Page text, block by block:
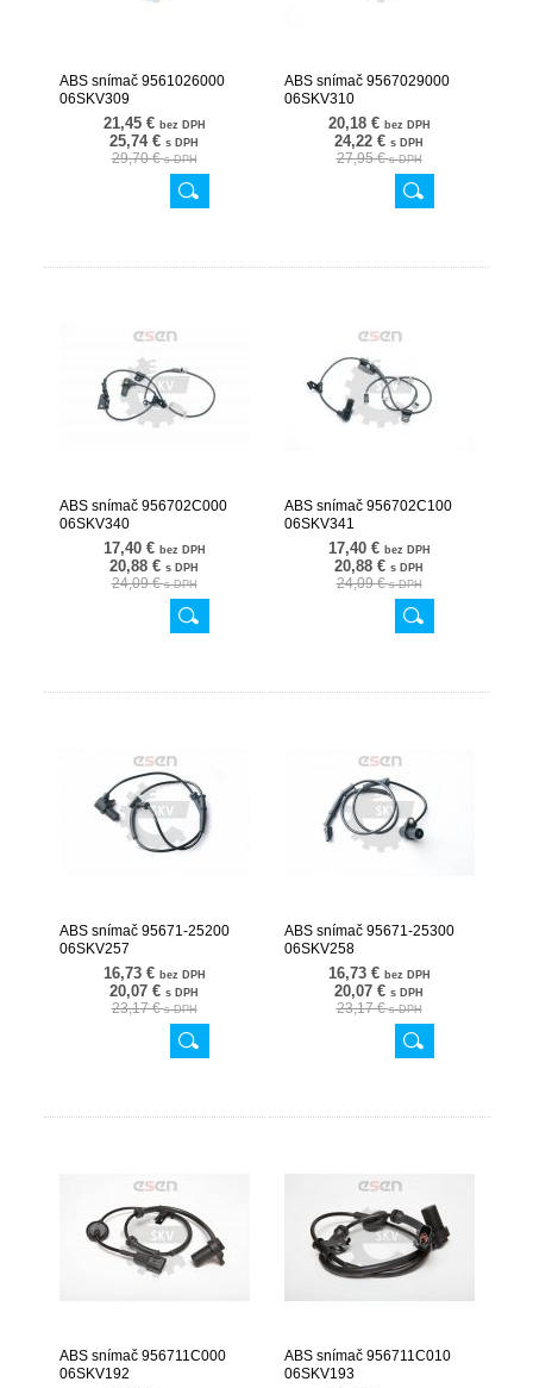
ABS snímač 9561026000
06SKV309
21,45 € bez DPH
25,74 € s DPH
29,70 €s DPH
ABS snímač 9567029000
06SKV310
20,18 € bez DPH
24,22 € s DPH
27,95 €s DPH
ABS snímač 956702C000
06SKV340
17,40 € bez DPH
20,88 € s DPH
24,09 €s DPH
ABS snímač 956702C100
06SKV341
17,40 € bez DPH
20,88 € s DPH
24,09 €s DPH
ABS snímač 95671-25200
06SKV257
16,73 € bez DPH
20,07 € s DPH
23,17 €s DPH
ABS snímač 95671-25300
06SKV258
16,73 € bez DPH
20,07 € s DPH
23,17 €s DPH
ABS snímač 956711C000
06SKV192
ABS snímač 956711C010
06SKV193